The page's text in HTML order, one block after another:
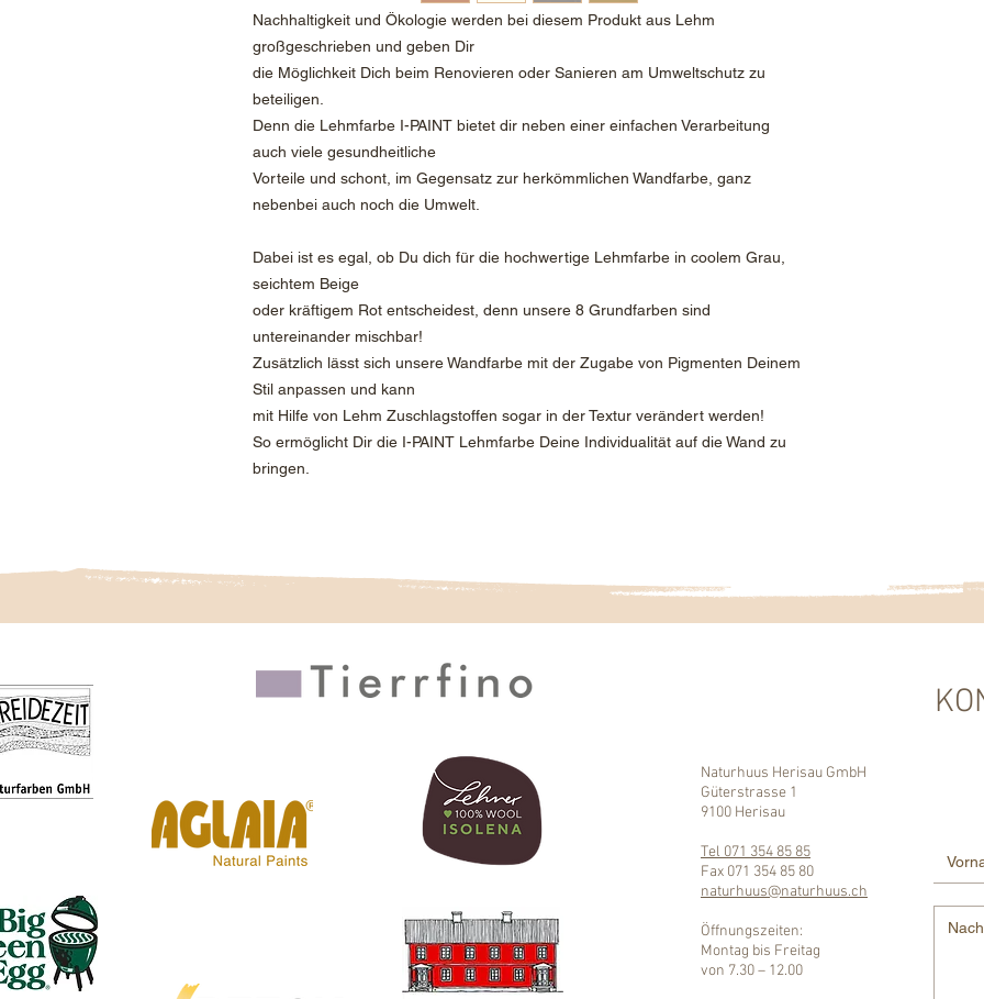
Nachhaltigkeit und Ökologie werden bei diesem Produkt aus Lehm
großgeschrieben und geben Dir
die Möglichkeit Dich beim Renovieren oder Sanieren am Umweltschutz zu
beteiligen.
Denn die Lehmfarbe I-PAINT bietet dir neben einer einfachen Verarbeitung
auch viele gesundheitliche
Vorteile und schont, im Gegensatz zur herkömmlichen Wandfarbe, ganz
nebenbei auch noch die Umwelt.
Dabei ist es egal, ob Du dich für die hochwertige Lehmfarbe in coolem Grau,
seichtem Beige
oder kräftigem Rot entscheidest, denn unsere 8 Grundfarben sind
untereinander mischbar!
Zusätzlich lässt sich unsere Wandfarbe mit der Zugabe von Pigmenten Deinem
Stil anpassen und kann
mit Hilfe von Lehm Zuschlagstoffen sogar in der Textur verändert werden!
So ermöglicht Dir die I-PAINT Lehmfarbe Deine Individualität auf die Wand zu
bringen.
Naturhuus Herisau GmbH
Güterstrasse 1
9100 Herisau
Tel 071 354 85 85
Fax 071 354 85 80
naturhuus@naturhuus.ch​
Öffnungszeiten:
Montag bis Freitag
von 7.30 – 12.00